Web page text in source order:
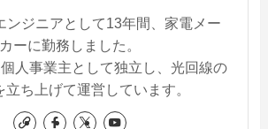
ンジニアとして13年間、家電メー
カーに勤務しました。
人事業主として独立し、光回線の
立ち上げて運営しています。